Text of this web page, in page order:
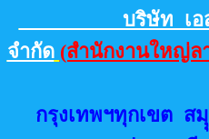
บริษัท เอส.เอ็
จำกัด (สำนักงานใหญ่ล
กรุงเทพฯทุกเขต ส